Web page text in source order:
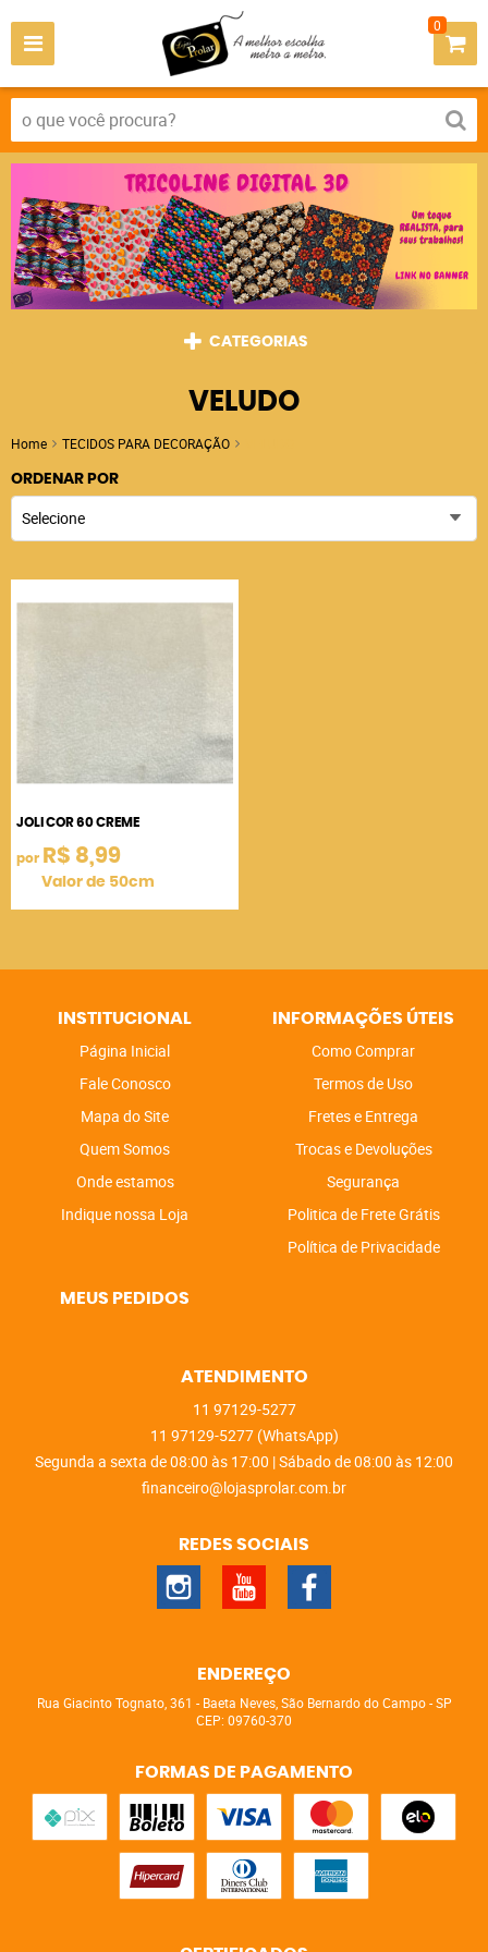
0
CATEGORIAS
VELUDO
Home TECIDOS PARA DECORAÇÃO
ORDENAR POR
Selecione
JOLI COR 60 CREME
por R$ 8,99
Valor de 50cm
INSTITUCIONAL
Página Inicial
Fale Conosco
Mapa do Site
Quem Somos
Onde estamos
Indique nossa Loja
INFORMAÇÕES ÚTEIS
Como Comprar
Termos de Uso
Fretes e Entrega
Trocas e Devoluções
Segurança
Politica de Frete Grátis
Política de Privacidade
MEUS PEDIDOS
ATENDIMENTO
11 97129-5277
11 97129-5277 (WhatsApp)
Segunda a sexta de 08:00 às 17:00 | Sábado de 08:00 às 12:00
financeiro@lojasprolar.com.br
REDES SOCIAIS
ENDEREÇO
Rua Giacinto Tognato, 361 - Baeta Neves, São Bernardo do Campo-SP
CEP: 09760-370
FORMAS DE PAGAMENTO